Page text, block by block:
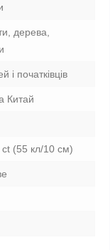
дерева,
і початківців
Китай
(55 кл/10 см)